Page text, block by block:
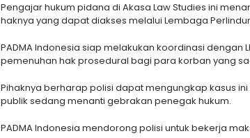
Pengajar hukum pidana di Akasa Law Studies ini
haknya yang dapat diakses melalui Lembaga
PADMA Indonesia siap melakukan koordinasi dengan
pemenuhan hak prosedural bagi para korban yang
Pihaknya berharap polisi dapat mengungkap kasus
publik sedang menanti gebrakan penegak hukum.
PADMA Indonesia mendorong polisi untuk bekerja